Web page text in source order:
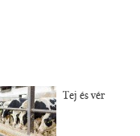
Tej és vér